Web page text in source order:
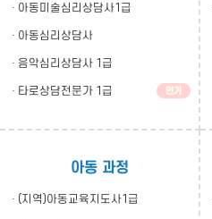
· 아동미술심리상담사1급
· 아동심리상담사
· 음악심리상담사 1급
· 타로상담전문가 1급
아동 과정
· (지역)아동교육지도사1급